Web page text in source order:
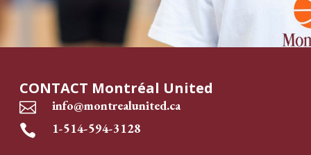
CONTACT Montréal United
 info@montrealunited.ca
 1-514-594-3128